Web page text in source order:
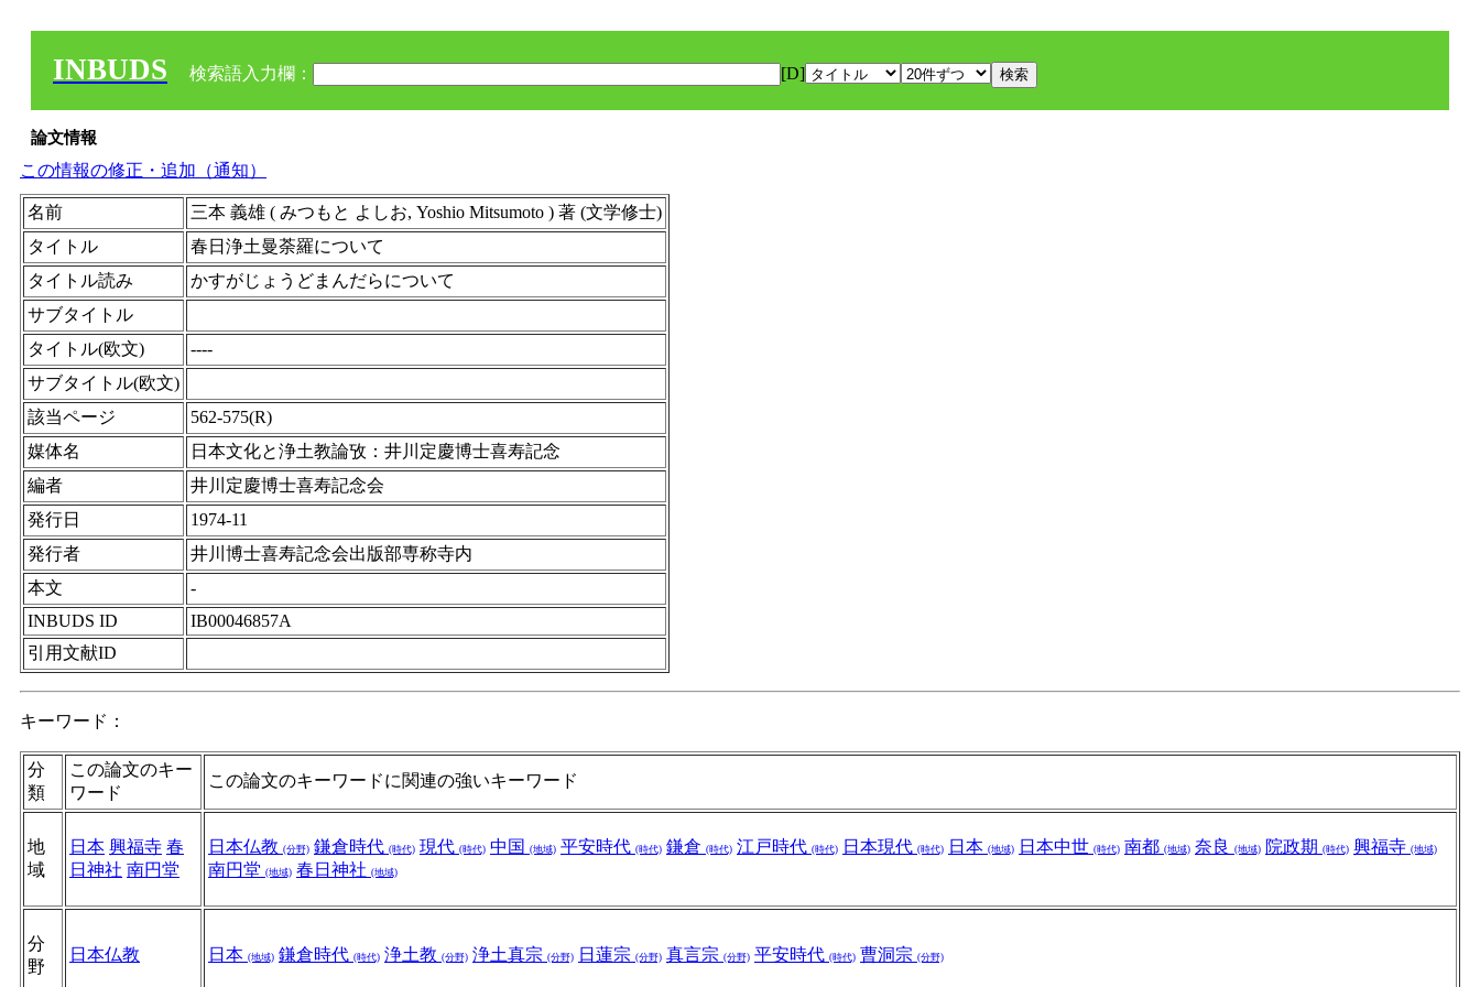
INBUDS 検索語入力欄： [D]
論文情報
この情報の修正・追加（通知）
名前
三本 義雄 ( みつもと よしお, Yoshio Mitsumoto ) 著 (文学修士)
タイトル
春日浄土曼荼羅について
タイトル読み
かすがじょうどまんだらについて
サブタイトル
タイトル(欧文)
----
サブタイトル(欧文)
該当ページ
562-575(R)
媒体名
日本文化と浄土教論攷：井川定慶博士喜寿記念
編者
井川定慶博士喜寿記念会
発行日
1974-11
発行者
井川博士喜寿記念会出版部専称寺内
本文
-
INBUDS ID
IB00046857A
引用文献ID
キーワード：
分
類
この論文のキー
ワード
この論文のキーワードに関連の強いキーワード
地
域
日本 興福寺 春
日神社 南円堂
日本仏教 (分野) 鎌倉時代 (時代) 現代 (時代) 中国 (地域) 平安時代 (時代) 鎌倉 (時代) 江戸時代 (時代) 日本現代 (時代) 日本 (地域) 日本中世 (時代) 南都 (地域) 奈良 (地域) 院政期 (時代) 興福寺 (地域)
南円堂 (地域) 春日神社 (地域)
分
野
日本仏教 日本 (地域) 鎌倉時代 (時代) 浄土教 (分野) 浄土真宗 (分野) 日蓮宗 (分野) 真言宗 (分野) 平安時代 (時代) 曹洞宗 (分野)